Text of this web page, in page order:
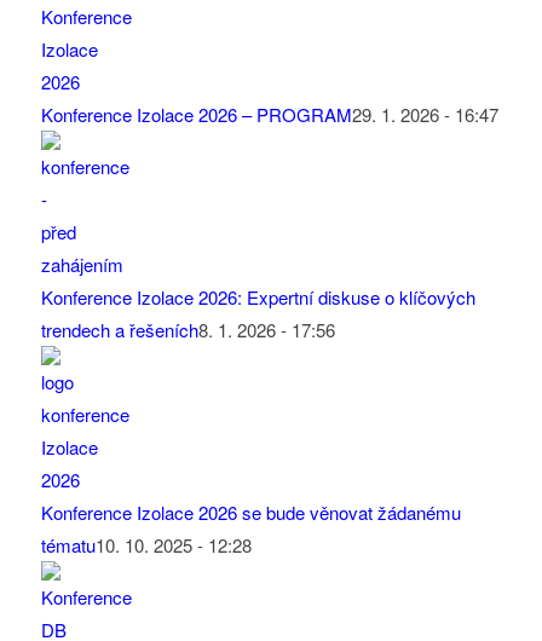
Konference Izolace 2026 – PROGRAM29. 1. 2026 - 16:47
Konference Izolace 2026: Expertní diskuse o klíčových
trendech a řešeních8. 1. 2026 - 17:56
Konference Izolace 2026 se bude věnovat žádanému
tématu10. 10. 2025 - 12:28